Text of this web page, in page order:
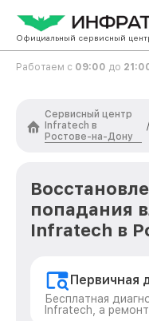
Официальный сервисный
Работаем с 09:00 до
Сервисный центр
Infratech в
Ростове-на-Дону
/
попадания
Infratech в
Первичная
Бесплатная
Infratech, а